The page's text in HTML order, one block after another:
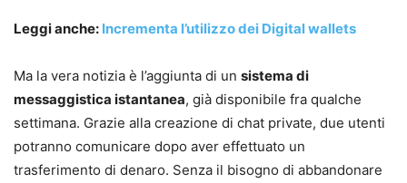
Leggi anche: Incrementa l’utilizzo dei Digital wallets
Ma la vera notizia è l’aggiunta di un sistema di
messaggistica istantanea, già disponibile fra qualche
settimana. Grazie alla creazione di chat private, due utenti
potranno comunicare dopo aver effettuato un
trasferimento di denaro. Senza il bisogno di abbandonare